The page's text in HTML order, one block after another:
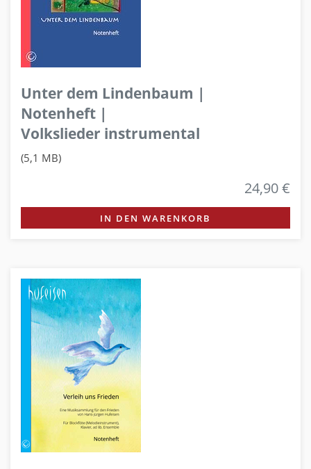
Unter dem Lindenbaum |
Notenheft |
Volkslieder instrumental
(5,1 MB)
24,90 €
IN DEN WARENKORB